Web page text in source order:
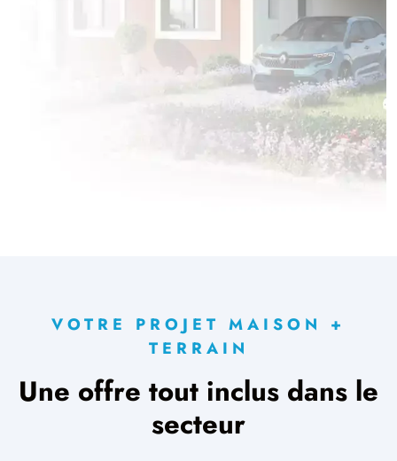
VOTRE PROJET MAISON +
TERRAIN
Une offre tout inclus dans le
secteur